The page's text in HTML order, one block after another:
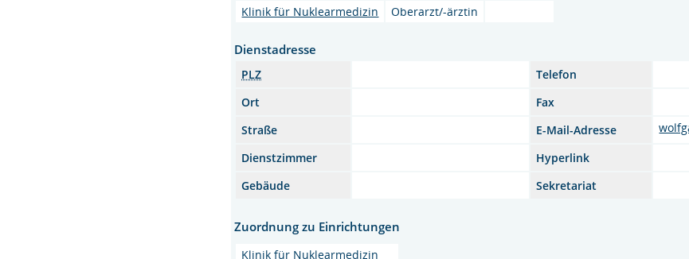
Klinik für Nuklearmedizin
Oberarzt/-ärztin
Dienstadresse
PLZ
Telefon
Ort
Fax
Straße
E-Mail-Adresse
Dienstzimmer
Hyperlink
Gebäude
Sekretariat
Zuordnung zu Einrichtungen
Klinik für Nuklearmedizin